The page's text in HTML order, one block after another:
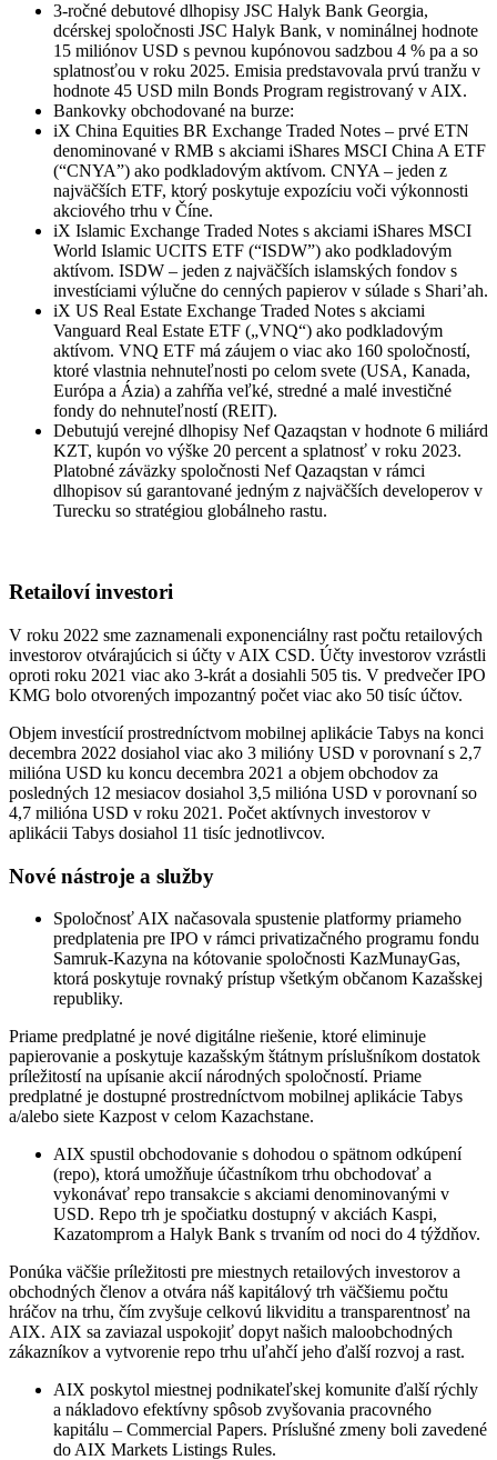
3-ročné debutové dlhopisy JSC Halyk Bank Georgia,
dcérskej spoločnosti JSC Halyk Bank, v nominálnej hodnote
15 miliónov USD s pevnou kupónovou sadzbou 4 % pa a so
splatnosťou v roku 2025. Emisia predstavovala prvú tranžu v
hodnote 45 USD miln Bonds Program registrovaný v AIX.
Bankovky obchodované na burze:
iX China Equities BR Exchange Traded Notes – prvé ETN
denominované v RMB s akciami iShares MSCI China A ETF
(“CNYA”) ako podkladovým aktívom. CNYA – jeden z
najväčších ETF, ktorý poskytuje expozíciu voči výkonnosti
akciového trhu v Číne.
iX Islamic Exchange Traded Notes s akciami iShares MSCI
World Islamic UCITS ETF (“ISDW”) ako podkladovým
aktívom. ISDW – jeden z najväčších islamských fondov s
investíciami výlučne do cenných papierov v súlade s Shari’ah.
iX US Real Estate Exchange Traded Notes s akciami
Vanguard Real Estate ETF („VNQ“) ako podkladovým
aktívom. VNQ ETF má záujem o viac ako 160 spoločností,
ktoré vlastnia nehnuteľnosti po celom svete (USA, Kanada,
Európa a Ázia) a zahŕňa veľké, stredné a malé investičné
fondy do nehnuteľností (REIT).
Debutujú verejné dlhopisy Nef Qazaqstan v hodnote 6 miliárd
KZT, kupón vo výške 20 percent a splatnosť v roku 2023.
Platobné záväzky spoločnosti Nef Qazaqstan v rámci
dlhopisov sú garantované jedným z najväčších developerov v
Turecku so stratégiou globálneho rastu.
Retailoví investori
V roku 2022 sme zaznamenali exponenciálny rast počtu retailových
investorov otvárajúcich si účty v AIX CSD. Účty investorov vzrástli
oproti roku 2021 viac ako 3-krát a dosiahli 505 tis. V predvečer IPO
KMG bolo otvorených impozantný počet viac ako 50 tisíc účtov.
Objem investícií prostredníctvom mobilnej aplikácie Tabys na konci
decembra 2022 dosiahol viac ako 3 milióny USD v porovnaní s 2,7
milióna USD ku koncu decembra 2021 a objem obchodov za
posledných 12 mesiacov dosiahol 3,5 milióna USD v porovnaní so
4,7 milióna USD v roku 2021. Počet aktívnych investorov v
aplikácii Tabys dosiahol 11 tisíc jednotlivcov.
Nové nástroje a služby
Spoločnosť AIX načasovala spustenie platformy priameho
predplatenia pre IPO v rámci privatizačného programu fondu
Samruk-Kazyna na kótovanie spoločnosti KazMunayGas,
ktorá poskytuje rovnaký prístup všetkým občanom Kazašskej
republiky.
Priame predplatné je nové digitálne riešenie, ktoré eliminuje
papierovanie a poskytuje kazašským štátnym príslušníkom dostatok
príležitostí na upísanie akcií národných spoločností. Priame
predplatné je dostupné prostredníctvom mobilnej aplikácie Tabys
a/alebo siete Kazpost v celom Kazachstane.
AIX spustil obchodovanie s dohodou o spätnom odkúpení
(repo), ktorá umožňuje účastníkom trhu obchodovať a
vykonávať repo transakcie s akciami denominovanými v
USD. Repo trh je spočiatku dostupný v akciách Kaspi,
Kazatomprom a Halyk Bank s trvaním od noci do 4 týždňov.
Ponúka väčšie príležitosti pre miestnych retailových investorov a
obchodných členov a otvára náš kapitálový trh väčšiemu počtu
hráčov na trhu, čím zvyšuje celkovú likviditu a transparentnosť na
AIX. AIX sa zaviazal uspokojiť dopyt našich maloobchodných
zákazníkov a vytvorenie repo trhu uľahčí jeho ďalší rozvoj a rast.
AIX poskytol miestnej podnikateľskej komunite ďalší rýchly
a nákladovo efektívny spôsob zvyšovania pracovného
kapitálu – Commercial Papers. Príslušné zmeny boli zavedené
do AIX Markets Listings Rules.